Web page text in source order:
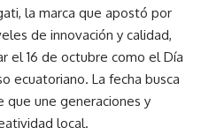
la marca que apostó por
de innovación y calidad,
el 16 de octubre como el Día
ecuatoriano. La fecha busca
une generaciones y
local.